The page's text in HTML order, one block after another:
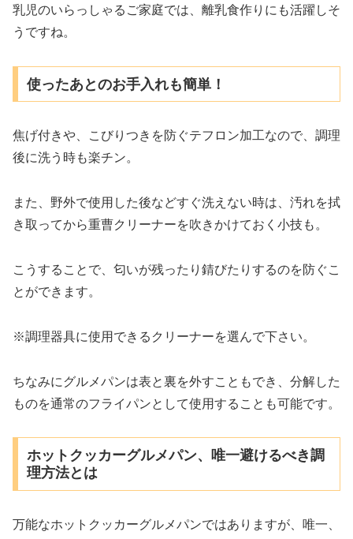
乳児のいらっしゃるご家庭では、離乳食作りにも活躍しそ
うですね。
使ったあとのお手入れも簡単！
焦げ付きや、こびりつきを防ぐテフロン加工なので、調理
後に洗う時も楽チン。
また、野外で使用した後などすぐ洗えない時は、汚れを拭
き取ってから重曹クリーナーを吹きかけておく小技も。
こうすることで、匂いが残ったり錆びたりするのを防ぐこ
とができます。
※調理器具に使用できるクリーナーを選んで下さい。
ちなみにグルメパンは表と裏を外すこともでき、分解した
ものを通常のフライパンとして使用することも可能です。
ホットクッカーグルメパン、唯一避けるべき調
理方法とは
万能なホットクッカーグルメパンではありますが、唯一、